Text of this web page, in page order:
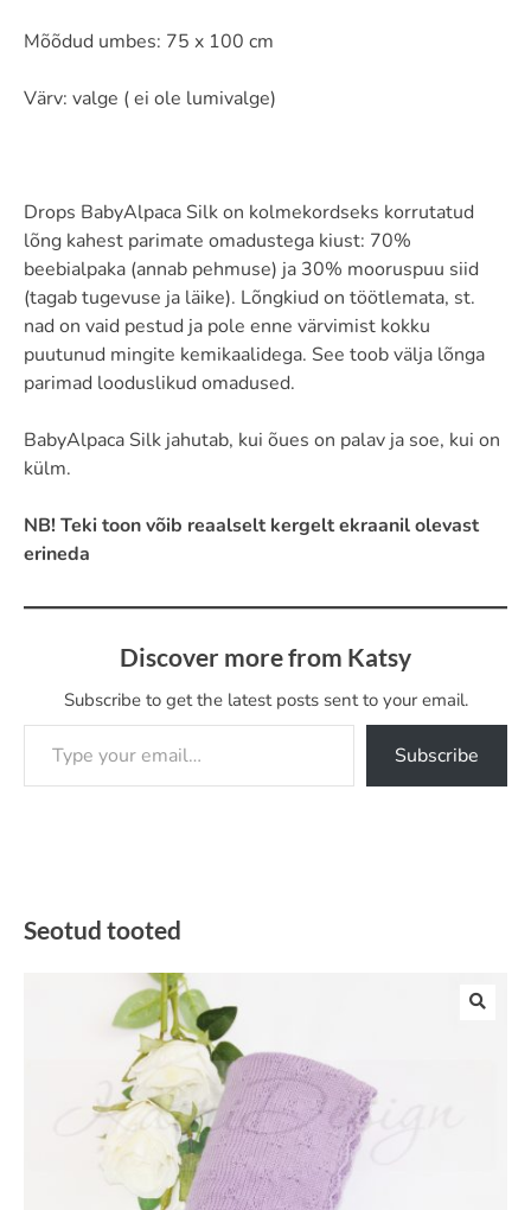
Mõõdud umbes: 75 x 100 cm
Värv: valge ( ei ole lumivalge)
Drops BabyAlpaca Silk on kolmekordseks korrutatud
lõng kahest parimate omadustega kiust: 70%
beebialpaka (annab pehmuse) ja 30% mooruspuu siid
(tagab tugevuse ja läike). Lõngkiud on töötlemata, st.
nad on vaid pestud ja pole enne värvimist kokku
puutunud mingite kemikaalidega. See toob välja lõnga
parimad looduslikud omadused.
BabyAlpaca Silk jahutab, kui õues on palav ja soe, kui on
külm.
NB! Teki toon võib reaalselt kergelt ekraanil olevast
erineda
Discover more from Katsy
Subscribe to get the latest posts sent to your email.
Type your email…
Subscribe
Seotud tooted